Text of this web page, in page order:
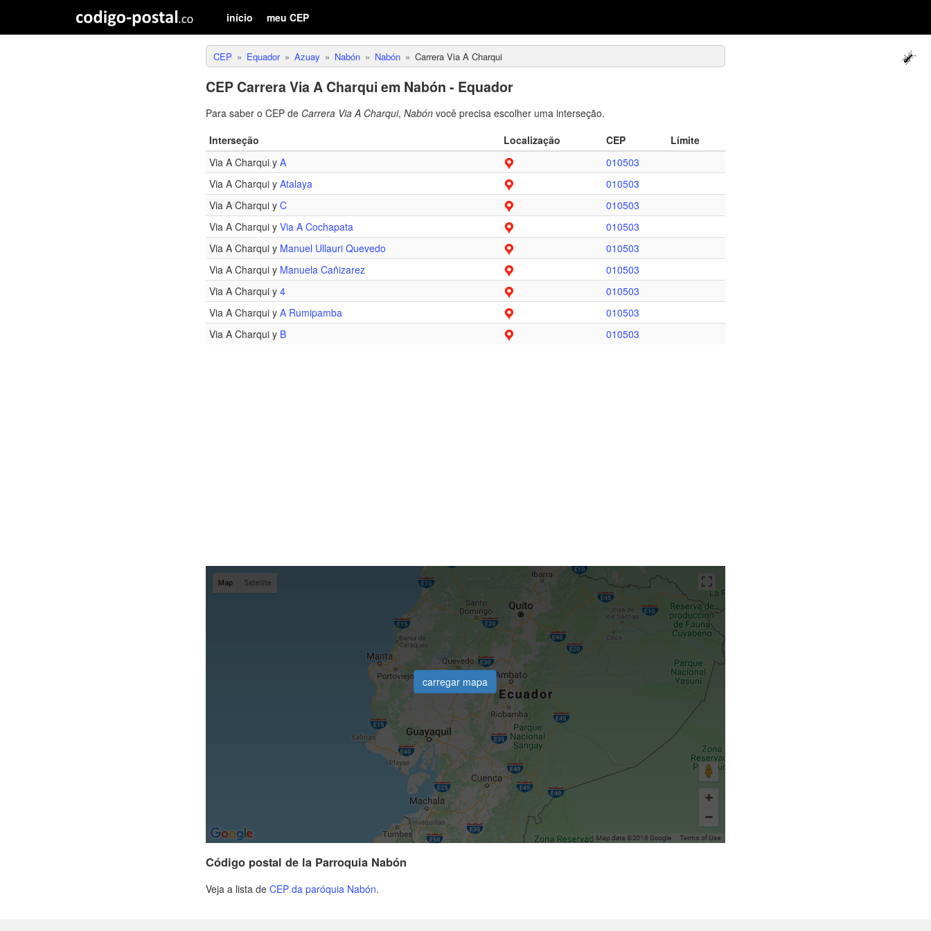
início meu CEP
CEP Equador Azuay Nabón Nabón Carrera Via A Charqui
CEP Carrera Via A Charqui em Nabón - Equador
Para saber o CEP de Carrera Via A Charqui, Nabón você precisa escolher uma interseção.
Interseção
Localização CEP
Límite
Via A Charqui y A
010503
Via A Charqui y Atalaya
010503
Via A Charqui y C
010503
Via A Charqui y Via A Cochapata
010503
Via A Charqui y Manuel Ullauri Quevedo
010503
Via A Charqui y Manuela Cañizarez
010503
Via A Charqui y 4
010503
Via A Charqui y A Rumipamba
010503
Via A Charqui y B 010503
carregar mapa
Código postal de la Parroquia Nabón
Veja a lista de CEP da paróquia Nabón.